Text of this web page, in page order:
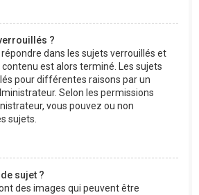
?
dans les sujets verrouillés et
est alors terminé. Les sujets
pour différentes raisons par un
Selon les permissions
vous pouvez ou non
sujets.
sujet ?
des images qui peuvent être